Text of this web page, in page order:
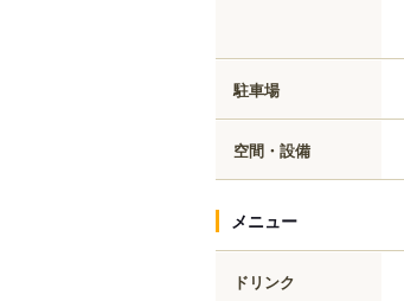
駐車場
空間・設備
メニュー
ドリンク